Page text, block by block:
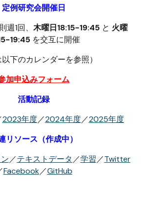
定例研究会開催日
1回、 木曜日18:15-19:45 と 火曜
19:45 を交互に開催
以下のカレンダーを参照）
加申込みフォーム
活動記録
2023年度／2024年度／2025年度
リソース（作成中）
／テキストデータ ／学習／Twitter
Facebook／GitHub